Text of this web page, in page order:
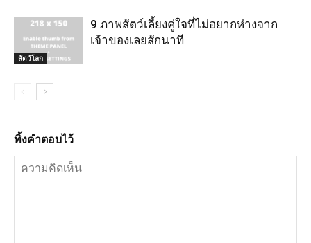
สัตว์โลก
9 ภาพสัตว์เลี้ยงคู่ใจที่ไม่อยากห่างจาก
เจ้าของเลยสักนาที
ทิ้งคำตอบไว้